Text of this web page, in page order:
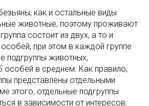
как и остальные виды
животные, поэтому проживают
состоит из двух, а то и
при этом в каждой группе
подгруппы животных,
особей в среднем. Как правило,
представлены отдельными
этого, отдельные подгруппы
в зависимости от интересов.